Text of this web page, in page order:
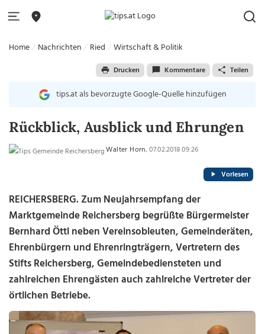
Home Nachrichten Ried Wirtschaft & Politik
Drucken Kommentare Teilen
tips.at als bevorzugte Google-Quelle hinzufügen
Rückblick, Ausblick und Ehrungen
Walter Horn, 07.02.2018 09:26
Vorlesen
REICHERSBERG. Zum Neujahrsempfang der
Marktgemeinde Reichersberg begrüßte Bürgermeister
Bernhard Öttl neben Vereinsobleuten, Gemeinderäten,
Ehrenbürgern und Ehrenringträgern, Vertretern des
Stifts Reichersberg, Gemeindebediensteten und
zahlreichen Ehrengästen auch zahlreiche Vertreter der
örtlichen Betriebe.